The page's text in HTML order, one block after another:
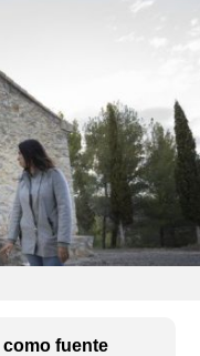
como fuente